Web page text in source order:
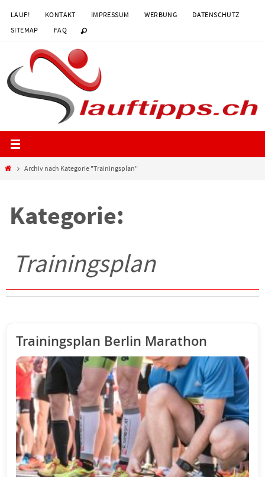
Zum
Inhalt
LAUF! KONTAKT IMPRESSUM WERBUNG
DATENSCHUTZ
SITEMAP
FAQ
StartArchiv nach Kategorie "Trainingsplan"
Kategorie:
Trainingsplan
Trainingsplan Berlin Marathon